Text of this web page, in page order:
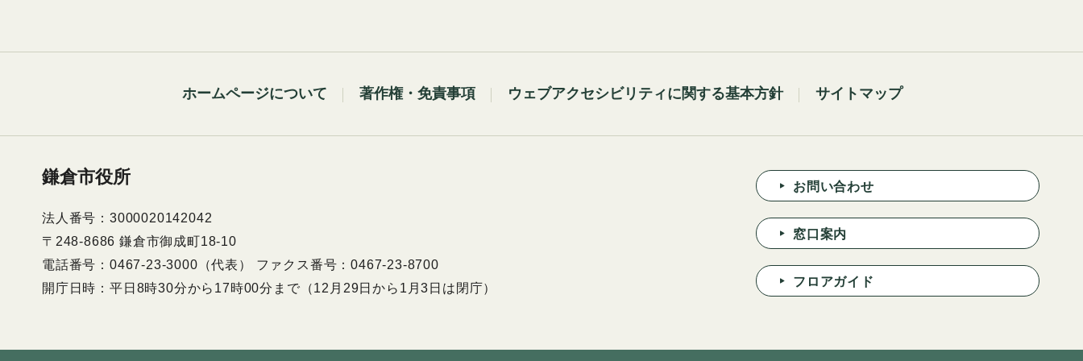
ホームページについて 著作権・免責事項 ウェブアクセシビリティに関する基本方針 サイトマップ
鎌倉市役所
法人番号：3000020142042
〒248-8686 鎌倉市御成町18-10
電話番号：0467-23-3000（代表） ファクス番号：0467-23-8700
開庁日時：平日8時30分から17時00分まで（12月29日から1月3日は閉庁）
お問い合わせ
窓口案内
フロアガイド